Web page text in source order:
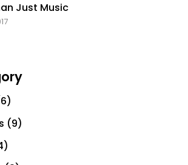
Just Music
(9)
Office: +1 929 382 4501
info@michandz.com